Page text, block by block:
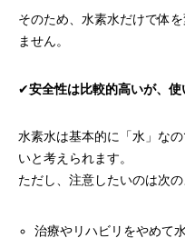
そのため、水素水だけで体
ません。
✔︎安全性は比較的高いが、使
水素水は基本的に「水」な
いと考えられます。
ただし、注意したいのは次の
治療やリハビリをやめて